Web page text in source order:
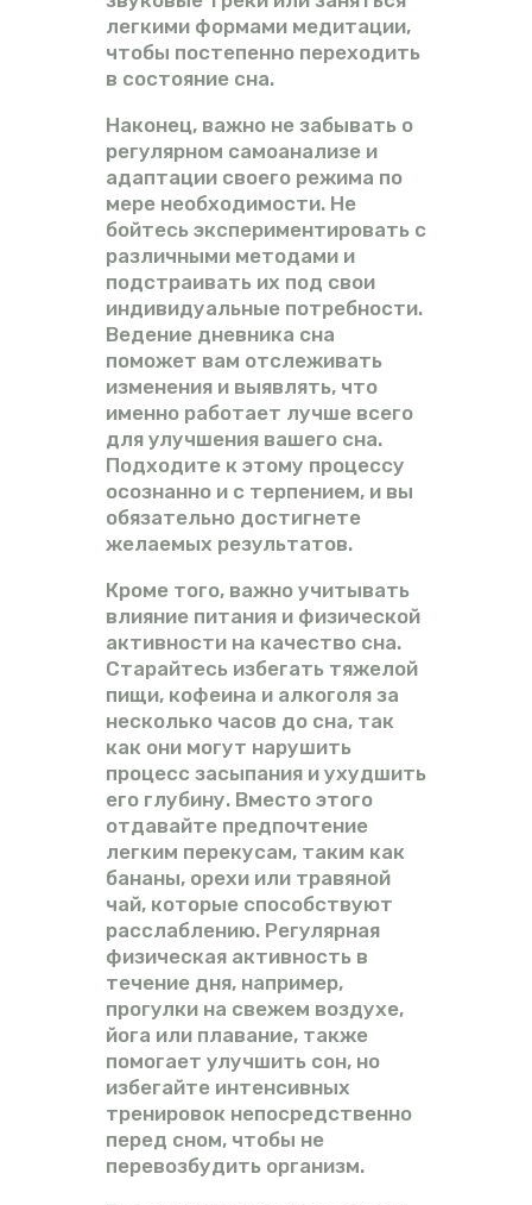
легкими формами медитации,
чтобы постепенно переходить
в состояние сна.
Наконец, важно не забывать о
регулярном самоанализе и
адаптации своего режима по
мере необходимости. Не
бойтесь экспериментировать с
различными методами и
подстраивать их под свои
индивидуальные потребности.
Ведение дневника сна
поможет вам отслеживать
изменения и выявлять, что
именно работает лучше всего
для улучшения вашего сна.
Подходите к этому процессу
осознанно и с терпением, и вы
обязательно достигнете
желаемых результатов.
Кроме того, важно учитывать
влияние питания и физической
активности на качество сна.
Старайтесь избегать тяжелой
пищи, кофеина и алкоголя за
несколько часов до сна, так
как они могут нарушить
процесс засыпания и ухудшить
его глубину. Вместо этого
отдавайте предпочтение
легким перекусам, таким как
бананы, орехи или травяной
чай, которые способствуют
расслаблению. Регулярная
физическая активность в
течение дня, например,
прогулки на свежем воздухе,
йога или плавание, также
помогает улучшить сон, но
избегайте интенсивных
тренировок непосредственно
перед сном, чтобы не
перевозбудить организм.